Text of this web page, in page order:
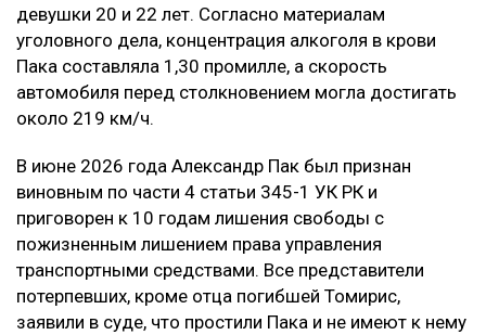
девушки 20 и 22 лет. Согласно материалам
уголовного дела, концентрация алкоголя в крови
Пака составляла 1,30 промилле, а скорость
автомобиля перед столкновением могла достигать
около 219 км/ч.
В июне 2026 года Александр Пак был признан
виновным по части 4 статьи 345-1 УК РК и
приговорен к 10 годам лишения свободы с
пожизненным лишением права управления
транспортными средствами. Все представители
потерпевших, кроме отца погибшей Томирис,
заявили в суде, что простили Пака и не имеют к нему